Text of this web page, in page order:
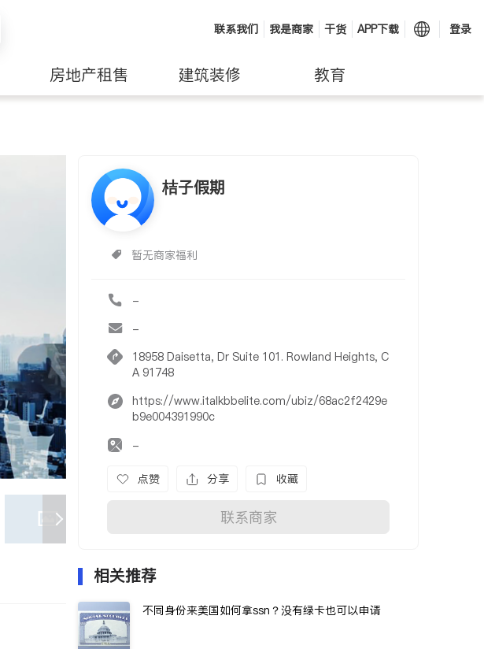
联系我们 我是商家 干货 APP下载 登录
房地产租售 建筑装修 教育
桔子假期
暂无商家福利
-
-
18958 Daisetta, Dr Suite 101. Rowland Heights, C
A 91748
https://www.italkbbelite.com/ubiz/68ac2f2429e
b9e004391990c
-
点赞 分享 收藏
联系商家
相关推荐
不同身份来美国如何拿ssn？没有绿卡也可以申请